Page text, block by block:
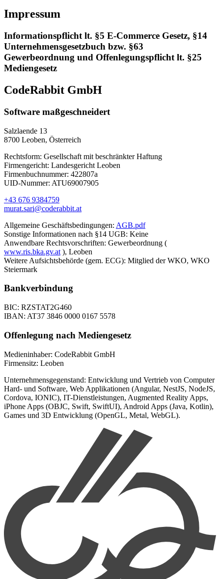
Impressum
Informationspflicht lt. §5 E-Commerce Gesetz, §14
Unternehmensgesetzbuch bzw. §63
Gewerbeordnung und Offenlegungspflicht lt. §25
Mediengesetz
CodeRabbit GmbH
Software maßgeschneidert
Salzlaende 13
8700 Leoben, Österreich
Rechtsform: Gesellschaft mit beschränkter Haftung
Firmengericht: Landesgericht Leoben
Firmenbuchnummer: 422807a
UID-Nummer: ATU69007905
+43 676 9384759
murat.sari@coderabbit.at
Allgemeine Geschäftsbedingungen: AGB.pdf
Sonstige Informationen nach §14 UGB: Keine
Anwendbare Rechtsvorschriften: Gewerbeordnung (
www.ris.bka.gv.at ), Leoben
Weitere Aufsichtsbehörde (gem. ECG): Mitglied der WKO, WKO
Steiermark
Bankverbindung
BIC: RZSTAT2G460
IBAN: AT37 3846 0000 0167 5578
Offenlegung nach Mediengesetz
Medieninhaber: CodeRabbit GmbH
Firmensitz: Leoben
Unternehmensgegenstand: Entwicklung und Vertrieb von Computer
Hard- und Software, Web Applikationen (Angular, NestJS, NodeJS,
Cordova, IONIC), IT-Dienstleistungen, Augmented Reality Apps,
iPhone Apps (OBJC, Swift, SwiftUI), Android Apps (Java, Kotlin),
Games und 3D Entwicklung (OpenGL, Metal, WebGL).